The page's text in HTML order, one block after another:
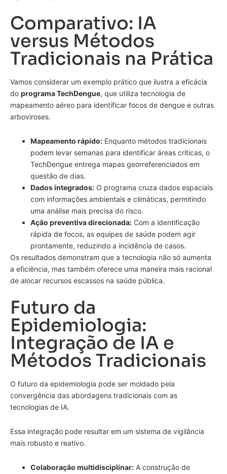
Comparativo: IA
versus Métodos
Tradicionais na Prática
Vamos considerar um exemplo prático que ilustra a eficácia
do programa TechDengue, que utiliza tecnologia de
mapeamento aéreo para identificar focos de dengue e outras
arboviroses.
Mapeamento rápido: Enquanto métodos tradicionais
podem levar semanas para identificar áreas críticas, o
TechDengue entrega mapas georreferenciados em
questão de dias.
Dados integrados: O programa cruza dados espaciais
com informações ambientais e climáticas, permitindo
uma análise mais precisa do risco.
Ação preventiva direcionada: Com a identificação
rápida de focos, as equipes de saúde podem agir
prontamente, reduzindo a incidência de casos.
Os resultados demonstram que a tecnologia não só aumenta
a eficiência, mas também oferece uma maneira mais racional
de alocar recursos escassos na saúde pública.
Futuro da
Epidemiologia:
Integração de IA e
Métodos Tradicionais
O futuro da epidemiologia pode ser moldado pela
convergência das abordagens tradicionais com as
tecnologias de IA.
Essa integração pode resultar em um sistema de vigilância
mais robusto e reativo.
Colaboração multidisciplinar: A construção de